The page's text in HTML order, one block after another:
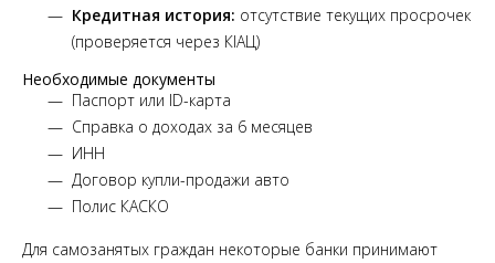
Кредитная история: отсутствие текущих просрочек
(проверяется через КІАЦ)
Необходимые документы
Паспорт или ID-карта
Справка о доходах за 6 месяцев
ИНН
Договор купли-продажи авто
Полис КАСКО
Для самозанятых граждан некоторые банки принимают